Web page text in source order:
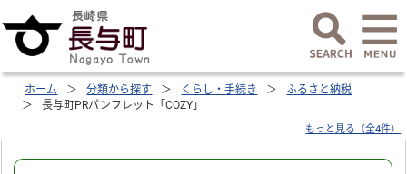
ホーム 分類から探す くらし・手続き
ふるさと納税
長与町PRパンフレット「COZY」
もっと見る（全4件）